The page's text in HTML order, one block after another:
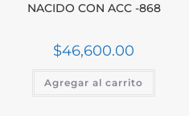
NACIDO CON ACC -868
$46,600.00
Agregar al carrito